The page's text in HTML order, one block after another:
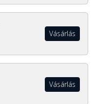
Vásárlás
Vásárlás